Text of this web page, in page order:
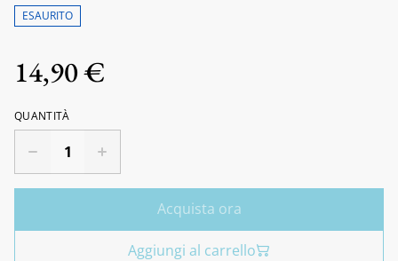
ESAURITO
14,90 €
QUANTITÀ
Acquista ora
Aggiungi al carrello